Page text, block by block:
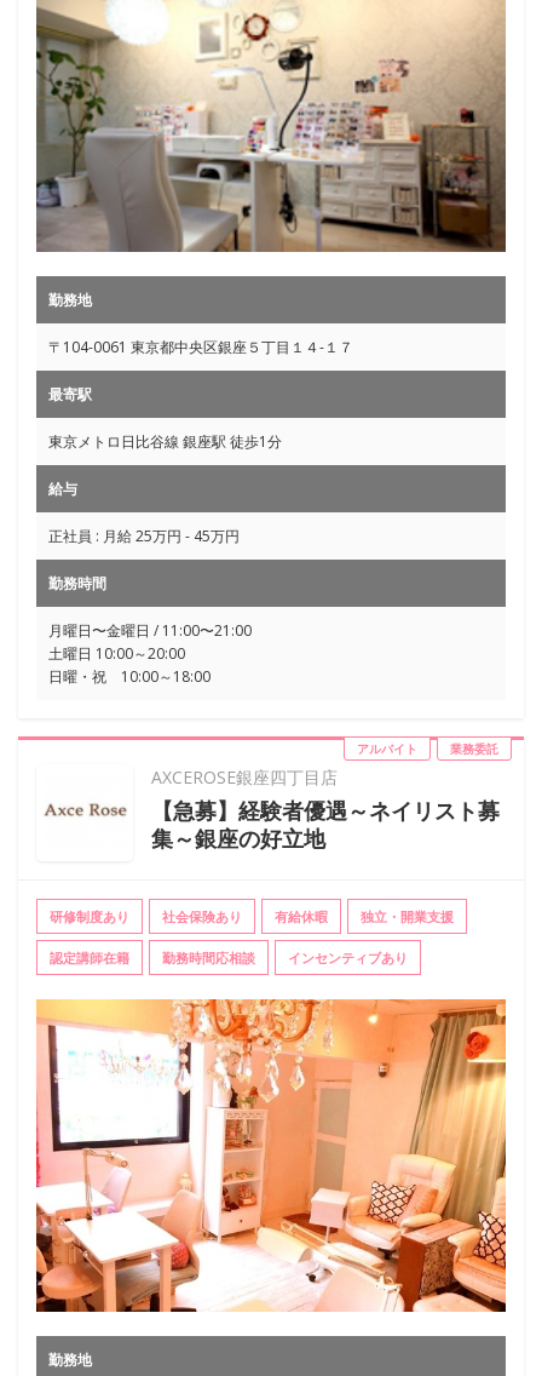
勤務地
〒104-0061 東京都中央区銀座５丁目１４-１７
最寄駅
東京メトロ日比谷線 銀座駅 徒歩1分
給与
正社員 : 月給 25万円 - 45万円
勤務時間
月曜日〜金曜日 / 11:00〜21:00
土曜日 10:00～20:00
日曜・祝 10:00～18:00
アルバイト 業務委託
AXCEROSE銀座四丁目店
【急募】経験者優遇～ネイリスト募
集～銀座の好立地
研修制度あり 社会保険あり 有給休暇 独立・開業支援
認定講師在籍 勤務時間応相談 インセンティブあり
勤務地